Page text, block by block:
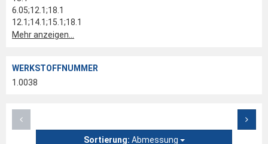
6.05;12.1;18.1
12.1;14.1;15.1;18.1
Mehr anzeigen...
WERKSTOFFNUMMER
1.0038
Sortierung: Abmessung